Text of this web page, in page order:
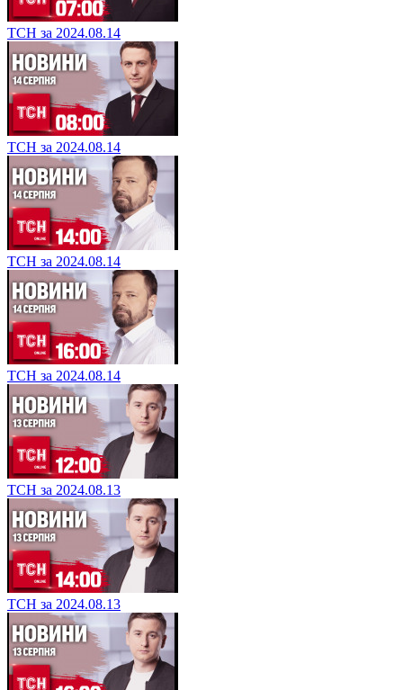
ТСН за 2024.08.14
ТСН за 2024.08.14
ТСН за 2024.08.14
ТСН за 2024.08.14
ТСН за 2024.08.13
ТСН за 2024.08.13